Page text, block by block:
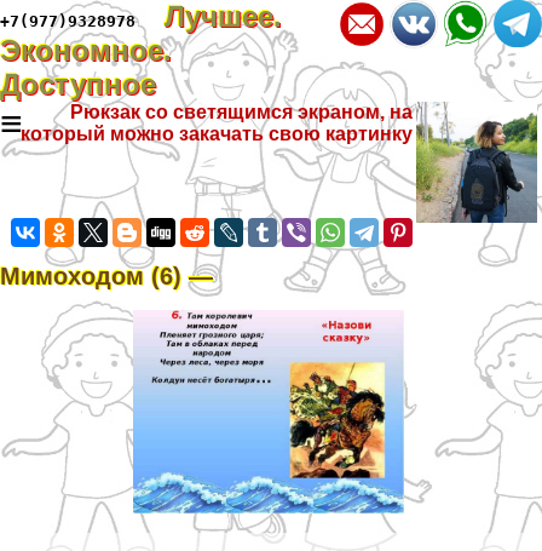
+7(977)9328978
Лучшее.
Экономное.
Доступное
≡
Рюкзак со светящимся экраном, на
который можно закачать свою картинку
Мимоходом (6) —